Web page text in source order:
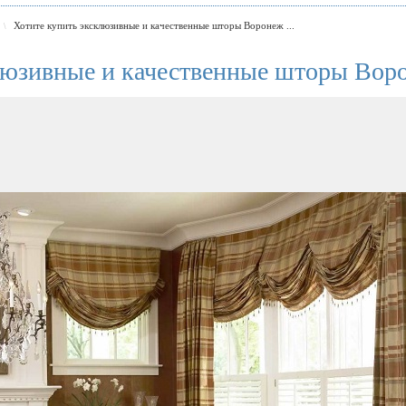
\ Хотите купить эксклюзивные и качественные шторы Воронеж ...
и качественные шторы